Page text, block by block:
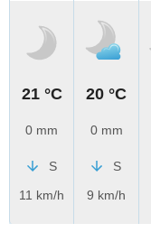
21 °C
0 mm
S
11 km/h
20 °C
0 mm
S
9 km/h